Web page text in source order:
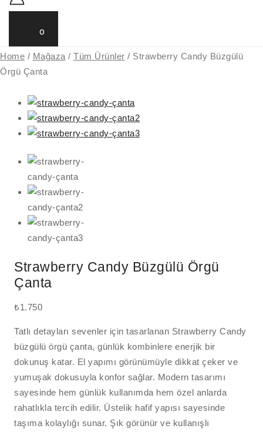
0
Home / Mağaza / Tüm Ürünler / Strawberry Candy Büzgülü
Örgü Çanta
Strawberry Candy Büzgülü Örgü
Çanta
₺1.750
Tatlı detayları sevenler için tasarlanan Strawberry Candy
büzgülü örgü çanta, günlük kombinlere enerjik bir
dokunuş katar. El yapımı görünümüyle dikkat çeker ve
yumuşak dokusuyla konfor sağlar. Modern tasarımı
sayesinde hem günlük kullanımda hem özel anlarda
rahatlıkla tercih edilir. Üstelik hafif yapısı sayesinde
taşıma kolaylığı sunar. Şık görünür ve kullanışlı